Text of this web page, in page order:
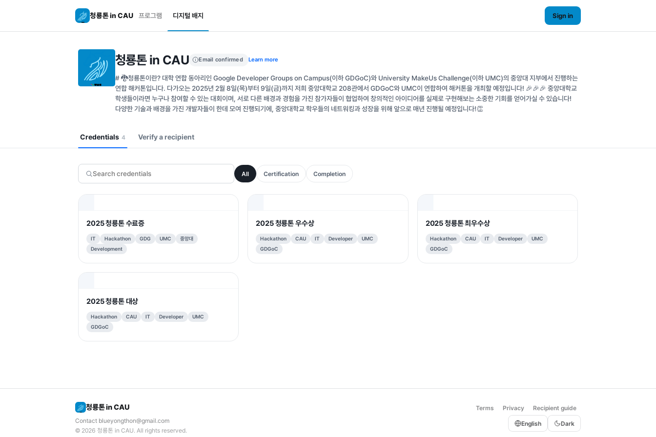
청룡톤 in CAU 프로그램 디지털 배지 Sign in
청룡톤 in CAU Email confirmed Learn more
# 🐉청룡톤이란? 대학 연합 동아리인 Google Developer Groups on Campus(이하 GDGoC)와 University MakeUs Challenge(이하 UMC)의 중앙대 지부에서 진행하는
연합 해커톤입니다. 다가오는 2025년 2월 8일(목)부터 9일(금)까지 저희 중앙대학교 208관에서 GDGoC와 UMC이 연합하여 해커톤을 개최할 예정입니다! 🎉🎉🎉 중앙대학교
학생들이라면 누구나 참여할 수 있는 대회이며, 서로 다른 배경과 경험을 가진 참가자들이 협업하여 창의적인 아이디어를 실제로 구현해보는 소중한 기회를 얻어가실 수 있습니다!
다양한 기술과 배경을 가진 개발자들이 한데 모여 진행되기에, 중앙대학교 학우들의 네트워킹과 성장을 위해 앞으로 매년 진행될 예정입니다!👏
Credentials 4 Verify a recipient
All Certification Completion
2025 청룡톤 수료증
IT Hackathon GDG UMC
중앙대
Development
2025 청룡톤 우수상
Hackathon CAU IT Developer
UMC
GDGoC
2025 청룡톤 최우수상
Hackathon CAU IT Developer
UMC
GDGoC
2025 청룡톤 대상
Hackathon CAU IT Developer
UMC
GDGoC
청룡톤 in CAU
Contact blueyongthon@gmail.com
© 2026 청룡톤 in CAU. All rights reserved.
Terms Privacy Recipient guide
English Dark